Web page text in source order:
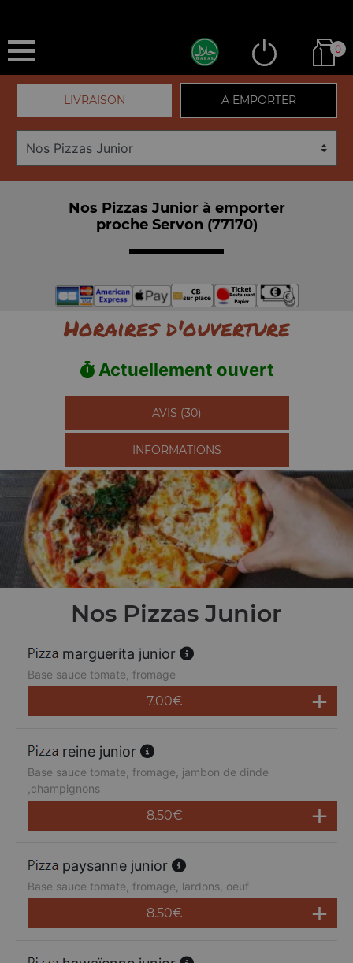
0
LIVRAISON A EMPORTER
Nos Pizzas Junior à emporter
proche Servon (77170)
Horaires d'ouverture
Actuellement ouvert
AVIS (30)
INFORMATIONS
Nos Pizzas Junior
marguerita junior
Base sauce tomate, fromage
7.00€
reine junior
Base sauce tomate, fromage, jambon de dinde
,champignons
8.50€
paysanne junior
Base sauce tomate, fromage, lardons, oeuf
8.50€